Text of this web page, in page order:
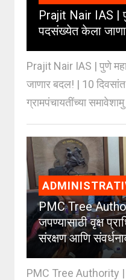
Prajit Nair IAS |
पदसंख्येत केला
Prajit Nair IAS | पुणे
जाणार बदल! | 10
ग्रामपंचायतींच्या समावेशामु
PMC Tree
जपण्यासाठी वृक्ष
संरक्षण आणि
PMC Tree Authority |